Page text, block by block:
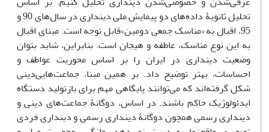
تحلیل ثانویۀ داده‌های دو پیمایش ملی دینداری در سال‌های 90 و
95، اقبال به «مناسک جمعی دومین»قابل توجه است. مبنای اقبال
به این نوع مناسک، عاطفه و هیجان است. بنابراین، شاید بتوان
وضعیت دینداری در ایران را بر اساس محوریت عواطف و
احساسات، بهتر توضیح داد. بر همین مبنا، جماعت‌هایی‌دینی
شکل گرفته‌اند که می‌توانند پایگاهی مهم برای بازتولید دستگاه
ایدئولوژیک حاکم باشند. در اساس، دوگانۀ جماعت‌های دینی و
دینداری رسمی همچون دوگانۀ دینداری رسمی و دینداری فردی